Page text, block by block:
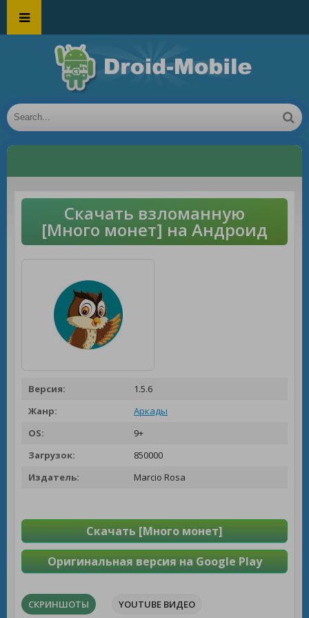
Скачать взломанную
[Много монет] на Андроид
Версия:
1.5.6
Жанр:
Аркады
OS:
9+
Загрузок:
850000
Издатель:
Marcio Rosa
Скачать [Много монет]
Оригинальная версия на Google Play
СКРИНШОТЫ YOUTUBE ВИДЕО